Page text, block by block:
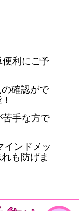
利にご予
確認がで
苦手な方で
インドメッ
も防げま